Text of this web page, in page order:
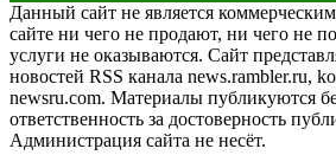
Данный сайт не является
сайте ни чего не продают, ни чего не
услуги не оказываются. Сайт
новостей RSS канала news.rambler.ru,
newsru.com. Материалы публикуются
ответственность за достоверность
Администрация сайта не несёт.